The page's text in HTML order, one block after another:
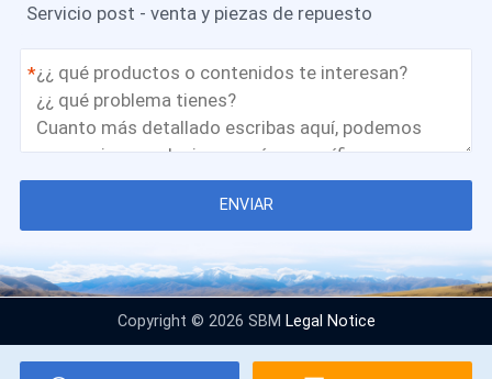
Servicio post - venta y piezas de repuesto
*
ENVIAR
Copyright © 2026 SBM Legal Notice